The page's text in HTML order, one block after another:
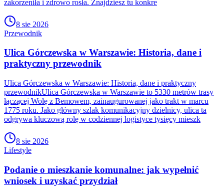
zakorzeniła i zdrowo rosła. Znajdziesz tu konkre
8 sie 2026
Przewodnik
Ulica Górczewska w Warszawie: Historia, dane i
praktyczny przewodnik
Ulica Górczewska w Warszawie: Historia, dane i praktyczny
przewodnikUlica Górczewska w Warszawie to 5330 metrów trasy
łączącej Wolę z Bemowem, zainaugurowanej jako trakt w marcu
1775 roku. Jako główny szlak komunikacyjny dzielnicy, ulica ta
odgrywa kluczową rolę w codziennej logistyce tysięcy mieszk
8 sie 2026
Lifestyle
Podanie o mieszkanie komunalne: jak wypełnić
wniosek i uzyskać przydział